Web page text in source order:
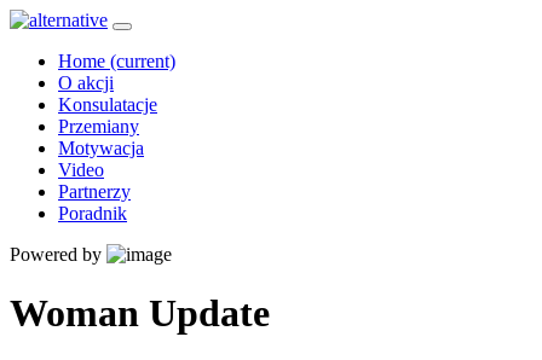
Home (current)
O akcji
Konsulatacje
Przemiany
Motywacja
Video
Partnerzy
Poradnik
Powered by
Woman Update